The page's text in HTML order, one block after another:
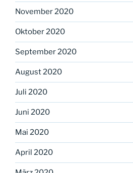
November 2020
Oktober 2020
September 2020
August 2020
Juli 2020
Juni 2020
Mai 2020
April 2020